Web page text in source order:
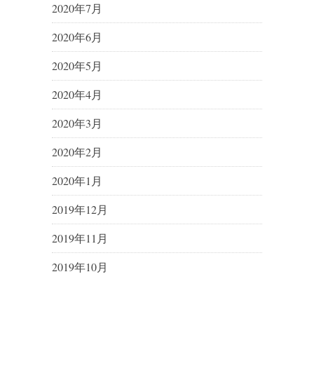
2020年7月
2020年6月
2020年5月
2020年4月
2020年3月
2020年2月
2020年1月
2019年12月
2019年11月
2019年10月